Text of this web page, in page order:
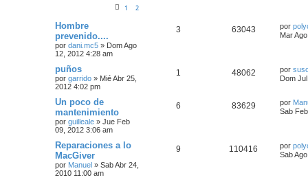
1 2
Hombre
prevenido....
por dani.mc5 » Dom Ago
12, 2012 4:28 am
3 63043 por
Mar
puños
por garrido » Mié Abr 25,
2012 4:02 pm
1 48062 por
Dom
Un poco de
mantenimiento
por guilleale » Jue Feb
09, 2012 3:06 am
6 83629 por
Sab
Reparaciones a lo
MacGiver
por Manuel » Sab Abr 24,
2010 11:00 am
9 110416 por
Sab